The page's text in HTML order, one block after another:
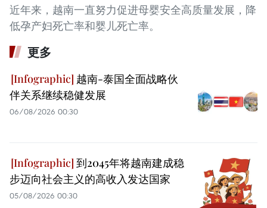
近年来，越南一直努力促进母婴安全高质量发展，降
低孕产妇死亡率和婴儿死亡率。
更多
越南-泰国全面战略伙
伴关系继续稳健发展
06/08/2026 00:30
到2045年将越南建成稳
步迈向社会主义的高收入发达国家
05/08/2026 00:30